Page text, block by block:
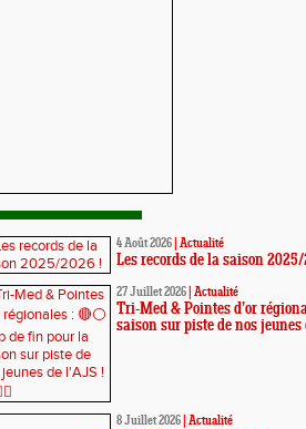
4 Août 2026 Actualité
Les records de la saison
27 Juillet 2026 Actualité
Tri-Med & Pointes d’or
saison sur piste de nos jeunes
8 Juillet 2026 Actualité